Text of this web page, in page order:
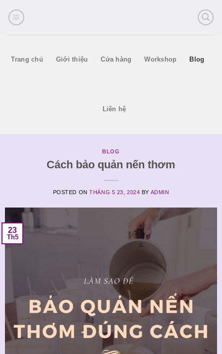
Trang chủ Giới thiệu Cửa hàng Workshop Blog
Liên hệ
BLOG
Cách bảo quản nến thơm
POSTED ONTHÁNG 5 23, 2024 BY ADMIN
23
Th5